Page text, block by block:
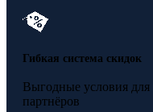
Гибкая система скидок
Выгодные условия
партнёров